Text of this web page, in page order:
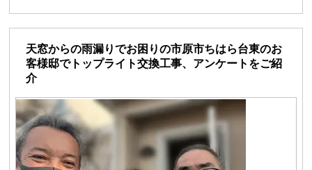
天窓からの雨漏りでお困りの市原市ちはら台東のお
客様邸でトップライト交換工事、アンケートをご紹
介